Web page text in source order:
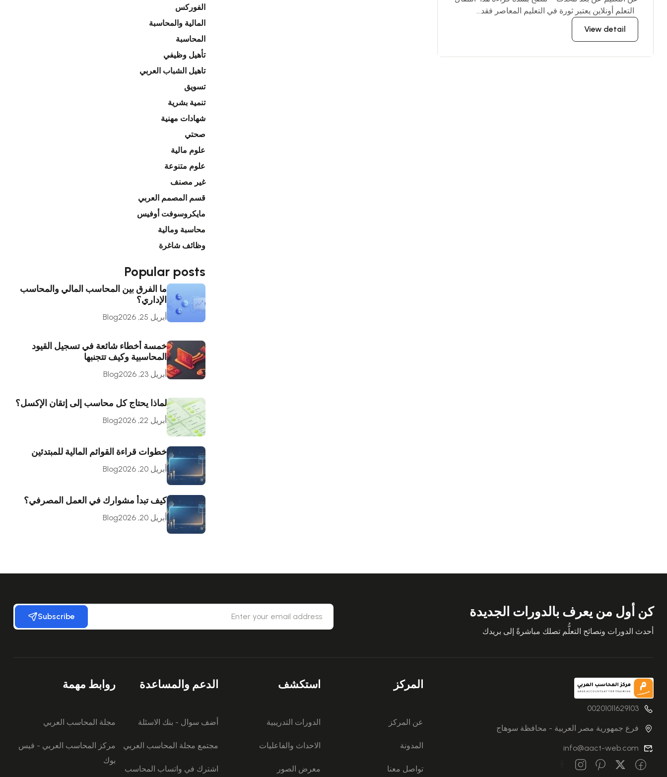
التعلم أونلاين يعتبر ثورة في التعليم المعاصر فقد...
View detail
الفوركس
المالية والمحاسبة
المحاسبة
تأهيل وظيفي
تاهيل الشباب العربي
تسويق
تنمية بشرية
شهادات مهنية
صحتي
علوم مالية
علوم متنوعة
غير مصنف
قسم المصمم العربي
مايكروسوفت أوفيس
محاسبة ومالية
وظائف شاغرة
Popular posts
ما الفرق بين المحاسب المالي والمحاسب
الإداري؟
أبريل 25, 2026 Blog
خمسة أخطاء شائعة في تسجيل القيود
المحاسبية وكيف تتجنبها
أبريل 23, 2026 Blog
لماذا يحتاج كل محاسب إلى إتقان الإكسل؟
أبريل 22, 2026 Blog
خطوات قراءة القوائم المالية للمبتدئين
أبريل 20, 2026 Blog
كيف تبدأ مشوارك في العمل المصرفي؟
أبريل 20, 2026 Blog
كن أول من يعرف بالدورات الجديدة
أحدث الدورات ونصائح التعلُّم تصلك مباشرةً إلى بريدك
Subscribe
00201011629103
فرع جمهورية مصر العربية - محافظة سوهاج
info@aact-web.com
المركز
عن المركز
المدونة
تواصل معنا
استكشف
الدورات التدريبية
الاحداث والفاعليات
معرض الصور
الدعم والمساعدة
أضف سوال - بنك الاسئلة
مجتمع مجلة المحاسب العربي
اشترك في واتساب المحاسب
روابط مهمة
مجلة المحاسب العربي
مركز المحاسب العربي - فيس
بوك